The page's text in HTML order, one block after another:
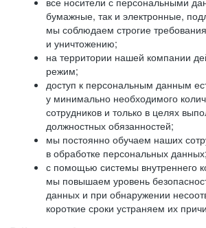
бумажные, так и электронные,
мы соблюдаем строгие
и уничтожению;
на территории нашей компании
режим;
доступ к персональным данным
у минимально необходимого
сотрудников и только в целях
должностных обязанностей;
мы постоянно обучаем наших
в обработке персональных данных;
с помощью системы внутреннего
мы повышаем уровень
данных и при обнаружении
короткие сроки устраняем их